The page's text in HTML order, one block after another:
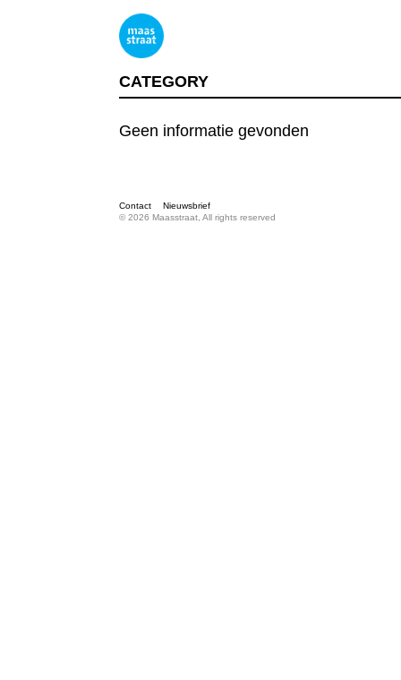
CATEGORY
Geen informatie gevonden
Contact
Nieuwsbrief
© 2026 Maasstraat, All rights reserved